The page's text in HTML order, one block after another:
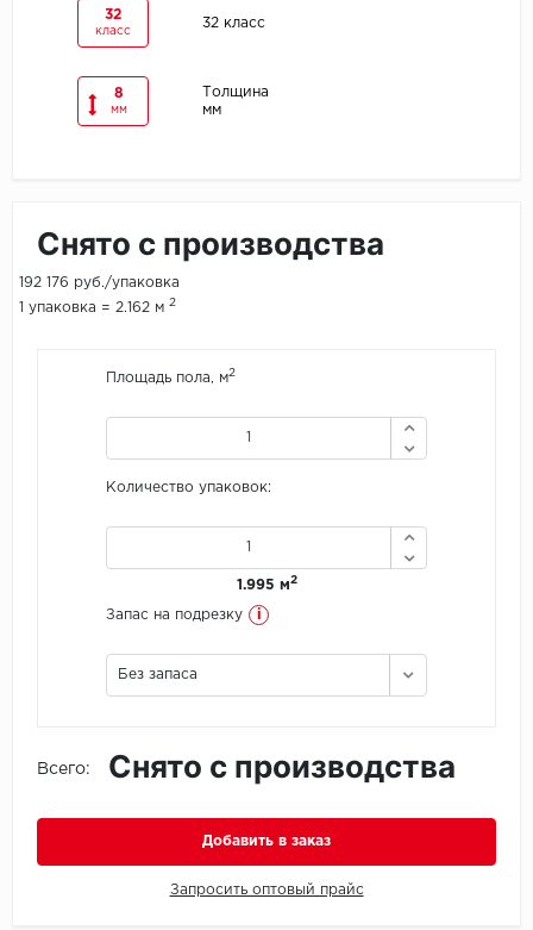
Jinan PDM
LG Decotile
Lucky Floor
Made in Belgium
32
класс
32 класс
8
мм
Толщина
мм
Снято с производства
192 176 руб./упаковка
1 упаковка = 2.162 м 2
Площадь пола, м2
Количество упаковок:
1.995 м2
Запас на подрезку i
Без запаса
Всего: Снято с производства
Добавить в заказ
Запросить оптовый прайс